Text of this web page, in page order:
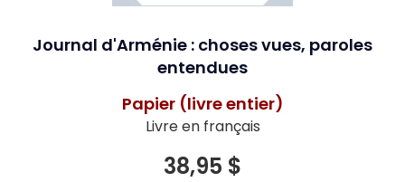
Journal d'Arménie : choses vues, paroles
entendues
Papier (livre entier)
Livre en français
38,95 $